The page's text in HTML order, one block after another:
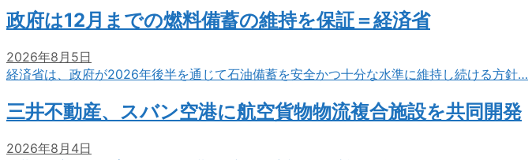
政府は12月までの燃料備蓄の維持を保証＝経済省
2026年8月5日
経済省は、政府が2026年後半を通じて石油備蓄を安全かつ十分な水準に維持し続ける方針…
三井不動産、スバン空港に航空貨物物流複合施設を共同開発
2026年8月4日